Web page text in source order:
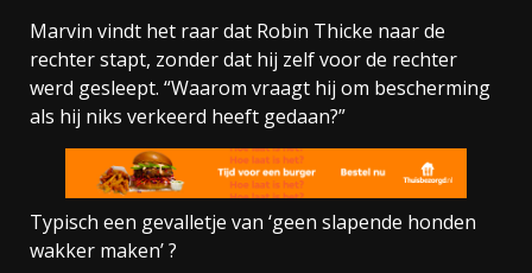
Marvin vindt het raar dat Robin Thicke naar de
rechter stapt, zonder dat hij zelf voor de rechter
werd gesleept. “Waarom vraagt hij om bescherming
als hij niks verkeerd heeft gedaan?”
Typisch een gevalletje van ‘geen slapende honden
wakker maken’ ?